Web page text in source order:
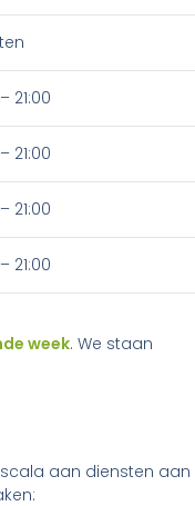
21:00
21:00
21:00
21:00
week. We staan
scala aan diensten aan